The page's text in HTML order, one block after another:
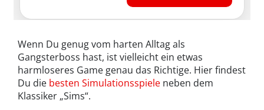
Wenn Du genug vom harten Alltag als
Gangsterboss hast, ist vielleicht ein etwas
harmloseres Game genau das Richtige. Hier findest
Du die besten Simulationsspiele neben dem
Klassiker „Sims“.